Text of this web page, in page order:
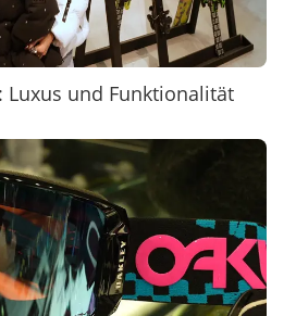
Luxus und Funktionalität